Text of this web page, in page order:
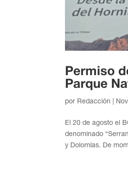
Permiso
Parque
por Redacción
El 20 de agosto el
denominado
y Dolomías. De